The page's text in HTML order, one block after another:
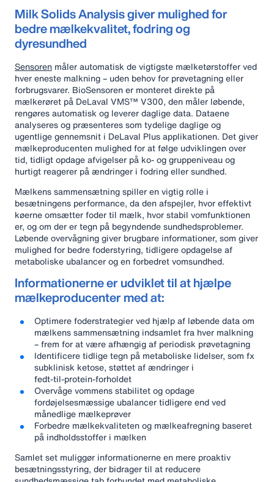
Milk Solids Analysis giver mulighed for
bedre mælkekvalitet, fodring og
dyresundhed
Sensoren måler automatisk de vigtigste mælketørstoffer ved
hver eneste malkning – uden behov for prøvetagning eller
forbrugsvarer. BioSensoren er monteret direkte på
mælkerøret på DeLaval VMS™ V300, den måler løbende,
rengøres automatisk og leverer daglige data. Dataene
analyseres og præsenteres som tydelige daglige og
ugentlige gennemsnit i DeLaval Plus applikationen. Det giver
mælkeproducenten mulighed for at følge udviklingen over
tid, tidligt opdage afvigelser på ko‑ og gruppeniveau og
hurtigt reagerer på ændringer i fodring eller sundhed.
Mælkens sammensætning spiller en vigtig rolle i
besætningens performance, da den afspejler, hvor effektivt
køerne omsætter foder til mælk, hvor stabil vomfunktionen
er, og om der er tegn på begyndende sundhedsproblemer.
Løbende overvågning giver brugbare informationer, som giver
mulighed for bedre foderstyring, tidligere opdagelse af
metaboliske ubalancer og en forbedret vom­sundhed.
Informationerne er udviklet til at hjælpe
mælkeproducenter med at:
Optimere foderstrategier ved hjælp af løbende data om
mælkens sammensætning indsamlet fra hver malkning
– frem for at være afhængig af periodisk prøvetagning
Identificere tidlige tegn på metaboliske lidelser, som fx
subklinisk ketose, støttet af ændringer i
fedt‑til‑protein‑forholdet
Overvåge vommens stabilitet og opdage
fordøjelsesmæssige ubalancer tidligere end ved
månedlige mælkeprøver
Forbedre mælkekvaliteten og mælkeafregning baseret
på indholdsstoffer i mælken
Samlet set muliggør informationerne en mere proaktiv
besætningsstyring, der bidrager til at reducere